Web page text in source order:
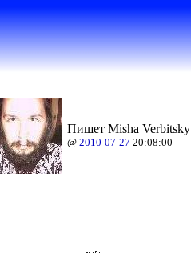
Пишет Misha
@ 2010-07-27 20:08:00